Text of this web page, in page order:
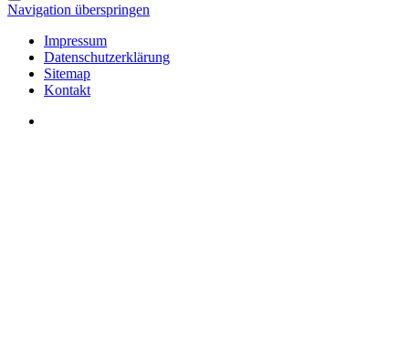
Navigation überspringen
Impressum
Datenschutzerklärung
Sitemap
Kontakt